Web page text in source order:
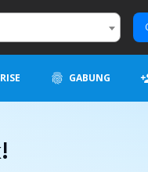
GABUNG